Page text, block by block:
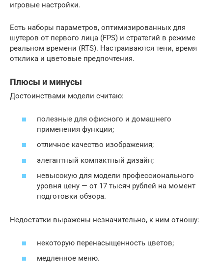
игровые настройки.
Есть наборы параметров, оптимизированных для
шутеров от первого лица (FPS) и стратегий в режиме
реальном времени (RTS). Настраиваются тени, время
отклика и цветовые предпочтения.
Плюсы и минусы
Достоинствами модели считаю:
полезные для офисного и домашнего
применения функции;
отличное качество изображения;
элегантный компактный дизайн;
невысокую для модели профессионального
уровня цену — от 17 тысяч рублей на момент
подготовки обзора.
Недостатки выражены незначительно, к ним отношу:
некоторую перенасыщенность цветов;
медленное меню.